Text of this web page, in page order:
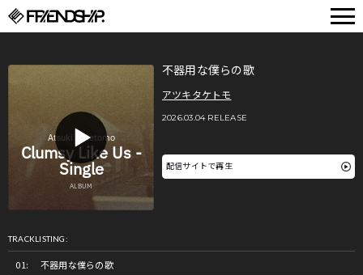
不器用な僕らの歌
アツキタケトモ
2026.03.04 RELEASE
配信サイトで再生
TRACKLISTING:
不器用な僕らの歌